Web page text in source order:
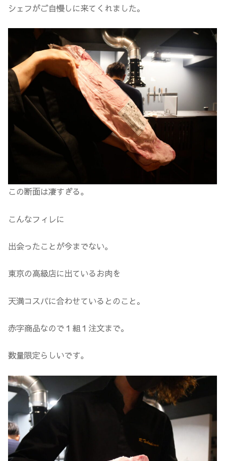
シェフがご自慢しに来てくれました。
この断面は凄すぎる。
こんなフィレに
出会ったことが今までない。
東京の高級店に出ているお肉を
天満コスパに合わせているとのこと。
赤字商品なので１組１注文まで。
数量限定らしいです。